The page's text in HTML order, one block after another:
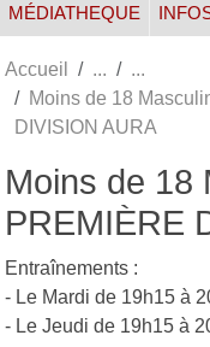
MÉDIATHEQUE
Accueil
Moins de 18
DIVISION AURA
Moins de 18
PREMIÈRE
Entraînements :
- Le Mardi de 19h15 à
- Le Jeudi de 19h15 à